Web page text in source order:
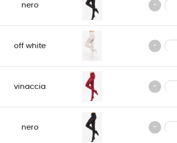
nero -
off white -
vinaccia -
nero -